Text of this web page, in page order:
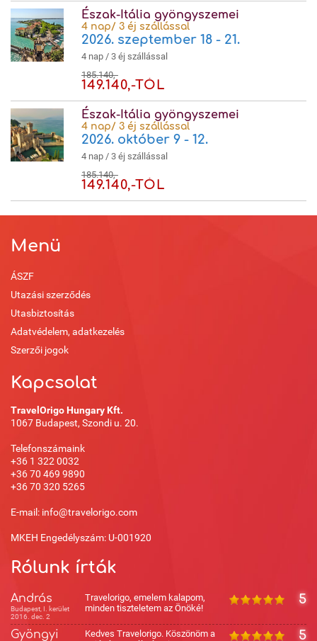
Észak-Itália gyöngyszemei
4 nap/ 3 éj szállással
2026. szeptember 18 - 21.
4 nap / 3 éj szállással
185.140,-
149.140,-TÓL
Észak-Itália gyöngyszemei
4 nap/ 3 éj szállással
2026. október 9 - 12.
4 nap / 3 éj szállással
185.140,-
149.140,-TÓL
Menü
ÁSZF
Utazási szerződés
Utasbiztosítás
Adatvédelem, adatkezelés
Szerzői jogok
Kapcsolat
TravelOrigo Hungary Kft.
1067 Budapest, Szondi u. 20.
Telefonszámaink
+36 1 322 0032
+36 70 469 9890
+36 70 320 5265
E-mail: info@travelorigo.com
MKEH Engedélyszám: U-001920
Rólunk írták
András
Budapest, I. kerület
2016. dec. 2
5
Travelorigo, emelem kalapom,
minden tiszteletem az Önöké!
Gyöngyi 5
Kedves Travelorigo. Köszönöm a